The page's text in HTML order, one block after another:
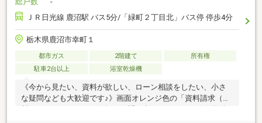
ＪＲ日光線 鹿沼駅 バス5分/「緑町２丁目北」バス停 停歩4分
栃木県鹿沼市幸町１
都市ガス 2階建て
所有権
駐車2台以上
浴室乾燥機
《今から見たい、資料が欲しい、ローン相談をしたい、小さ
な疑問なども大歓迎です♪》画面オレンジ色の「資料請求（無